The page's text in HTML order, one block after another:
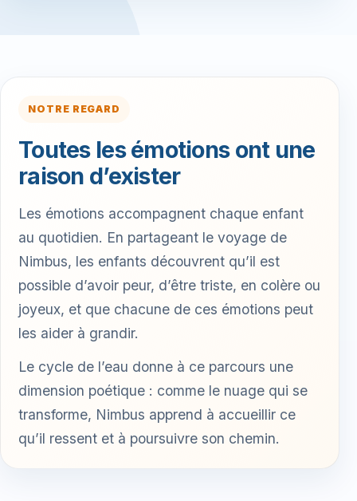
NOTRE REGARD
Toutes les émotions ont une
raison d’exister
Les émotions accompagnent chaque enfant
au quotidien. En partageant le voyage de
Nimbus, les enfants découvrent qu’il est
possible d’avoir peur, d’être triste, en colère ou
joyeux, et que chacune de ces émotions peut
les aider à grandir.
Le cycle de l’eau donne à ce parcours une
dimension poétique : comme le nuage qui se
transforme, Nimbus apprend à accueillir ce
qu’il ressent et à poursuivre son chemin.